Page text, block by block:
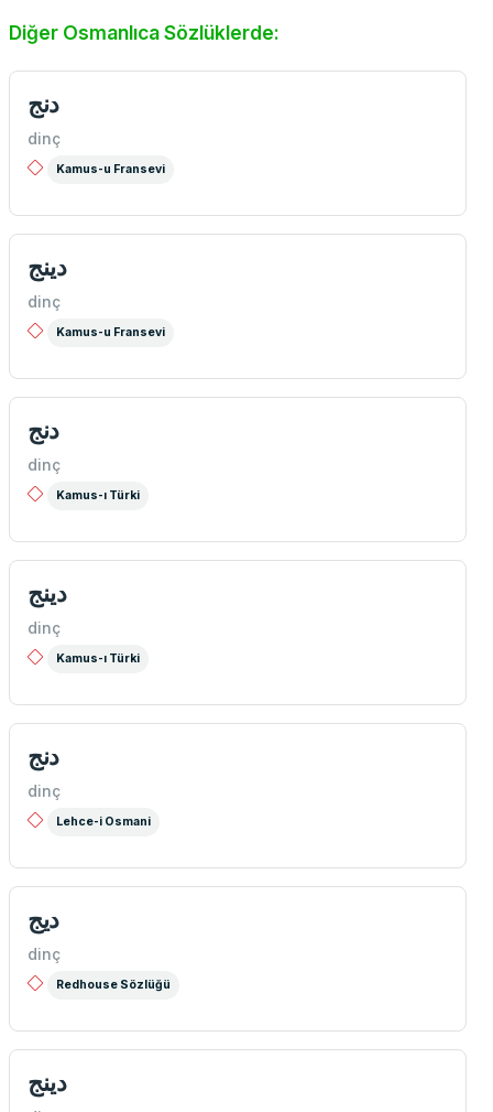
Diğer Osmanlıca Sözlüklerde:
دنج
dinç
Kamus-u Fransevi
دینج
dinç
Kamus-u Fransevi
دنج
dinç
Kamus-ı Türki
دينج
dinç
Kamus-ı Türki
دنج
dinç
Lehce-i Osmani
دیج
dinç
Redhouse Sözlüğü
دينج